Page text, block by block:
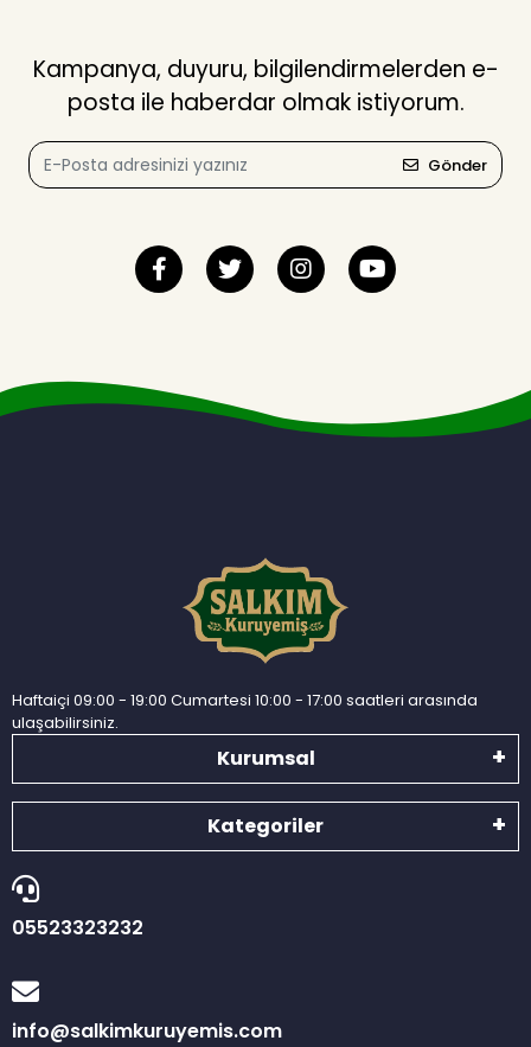
Kampanya, duyuru, bilgilendirmelerden e-
posta ile haberdar olmak istiyorum.
Gönder
Haftaiçi 09:00 - 19:00 Cumartesi 10:00 - 17:00 saatleri arasında
ulaşabilirsiniz.
Kurumsal
Kategoriler
05523323232
info@salkimkuruyemis.com